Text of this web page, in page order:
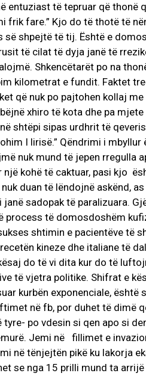
entuziast të tepruar që thonë
frik fare.” Kjo do të thotë të
së shpejtë të tij. Është e
të cilat të dyja janë të
Shkencëtarët po na
kilometrat e fundit. Faktet
që nuk po pajtohen kollaj
xhiro të kota dhe pa
shtëpi sipas urdhrit të
I lirisë.” Qëndrimi i
nuk mund të jepen rregulla
një kohë të caktuar, pasi kjo
duan të lëndojnë askënd,
sadopak të paralizuara.
process të domosdoshëm
shtimin e pacientëve të
kineze dhe italiane të
do të vi dita kur do të
të vjetra politike. Shifrat e
kurbën exponenciale, është
në fb, por duhet të dimë
po vdesin si qen apo si
Jemi në fillimet e
në tënjejtën pikë ku lakorja
se nga 15 prilli mund ta